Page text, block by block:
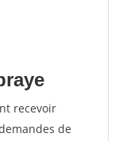
recevoir
de